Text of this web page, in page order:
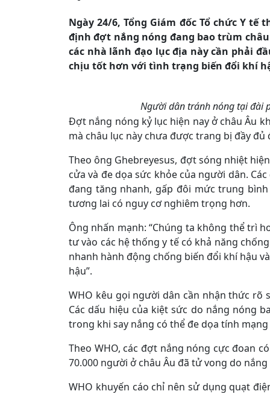
Ngày 24/6, Tổng Giám đốc Tổ chức Y tế
định đợt nắng nóng đang bao trùm
các nhà lãnh đạo lục địa này cần phải
chịu tốt hơn với tình trạng biến đổi khí
Người dân tránh nóng tại đài
Đợt nắng nóng kỷ lục hiện nay ở châu Âu
mà châu lục này chưa được trang bị đầy
Theo ông Ghebreyesus, đợt sóng nhiệt
cửa và đe dọa sức khỏe của người dân.
đang tăng nhanh, gấp đôi mức trung
tương lai có nguy cơ nghiêm trọng hơn.
Ông nhấn mạnh: “Chúng ta không thể trì
tư vào các hệ thống y tế có khả năng
nhanh hành động chống biến đổi khí hậu
hậu”.
WHO kêu gọi người dân cần nhận thức rõ
Các dấu hiệu của kiệt sức do nắng nóng
trong khi say nắng có thể đe dọa tính
Theo WHO, các đợt nắng nóng cực đoan
70.000 người ở châu Âu đã tử vong do
WHO khuyến cáo chỉ nên sử dụng quạt